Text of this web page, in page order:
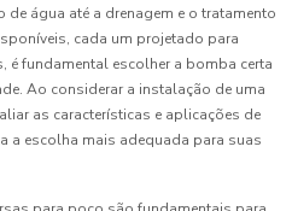
água até a drenagem e o tratamento
cada um projetado para
é fundamental escolher a bomba certa
Ao considerar a instalação de uma
as características e aplicações de
a escolha mais adequada para suas